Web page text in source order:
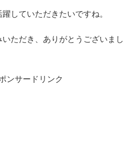
していただきたいですね。
ただき、ありがとうございまし
ンサードリンク